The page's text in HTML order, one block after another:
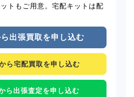
トもご用意。宅配キットは配
出張買取を申し込む
ら宅配買取を申し込む
ら出張査定を申し込む